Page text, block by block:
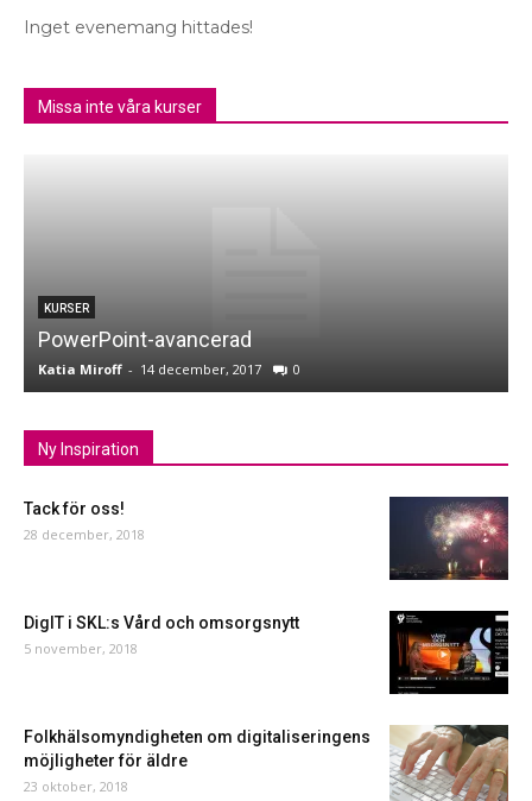
Inget evenemang hittades!
Missa inte våra kurser
KURSER
PowerPoint-avancerad
Katia Miroff - 14 december, 2017 0
Ny Inspiration
Tack för oss!
28 december, 2018
DigIT i SKL:s Vård och omsorgsnytt
5 november, 2018
Folkhälsomyndigheten om digitaliseringens
möjligheter för äldre
23 oktober, 2018